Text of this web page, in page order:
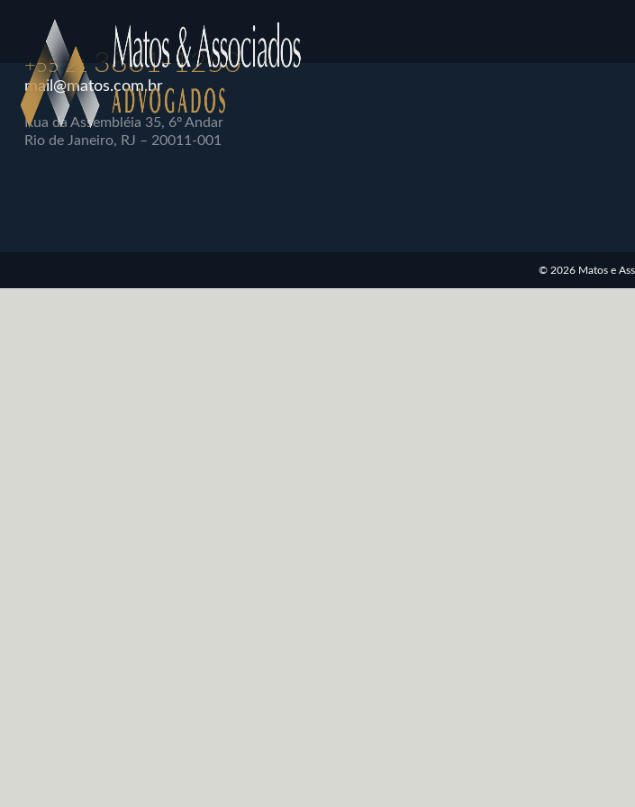
+55 21 3861-1250
mail@matos.com.br
Rua da Assembléia 35, 6º Andar
Rio de Janeiro, RJ – 20011-001
© 2026 Matos e